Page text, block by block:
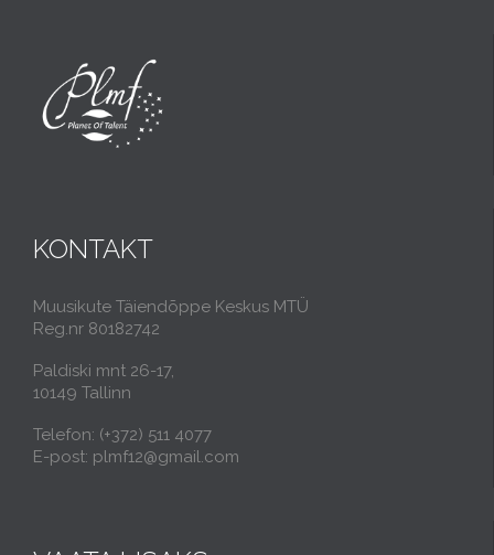
KONTAKT
Muusikute Täiendõppe Keskus MTÜ
Reg.nr 80182742
Paldiski mnt 26-17,
10149 Tallinn
Telefon: (+372) 511 4077
E-post: plmf12@gmail.com